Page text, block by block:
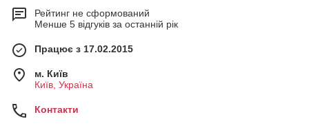
Рейтинг не сформований
Менше 5 відгуків за останній рік
Працює з 17.02.2015
м. Київ
Київ, Україна
Контакти